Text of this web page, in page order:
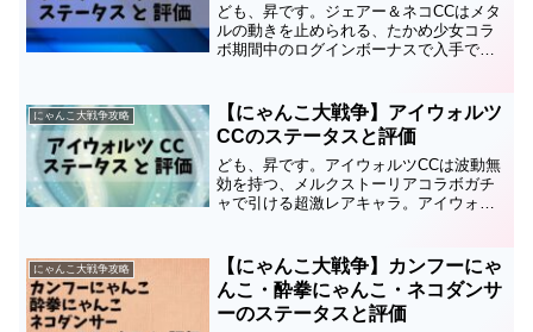
ども、昇です。ジェアー＆ネコCCはメタ
ルの動きを止められる、たかめ少女コラ
ボ期間中のログインボーナスで入手でき
まとめているので、育成の順番や編成、
キャッツアイを使う...
にゃんこ大戦争攻略
【にゃんこ大戦争】アイウォルツ
CCのステータスと評価
ども、昇です。アイウォルツCCは波動無
効を持つ、メルクストーリアコラボガチ
ャで引ける超激レアキャラ。アイウォル
とめているので、育成の順番や編成、キ
ャッツアイを使うか...
にゃんこ大戦争攻略
【にゃんこ大戦争】カンフーにゃ
んこ・酔拳にゃんこ・ネコダンサ
ーのステータスと評価